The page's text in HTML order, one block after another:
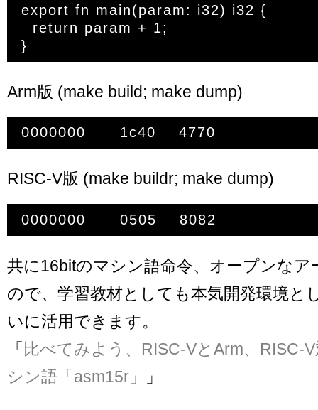
export fn main(param: i32) i32 {
Arm版 (make build; make dump)
RISC-V版 (make buildr; make dump)
共に16bitのマシン語命令、オープンなア
ので、学習教材としても本気開発環境と
いに活用できます。
「 比べてみよう、RISC-VとArm、RISC-
シン語「asm15r」
」